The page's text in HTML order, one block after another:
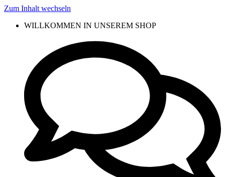
Zum Inhalt wechseln
WILLKOMMEN IN UNSEREM SHOP